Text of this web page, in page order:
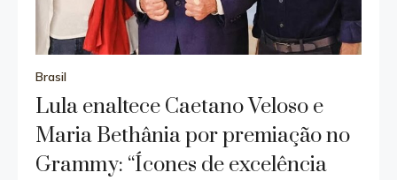
Brasil
Lula enaltece Caetano Veloso e
Maria Bethânia por premiação no
Grammy: “Ícones de excelência